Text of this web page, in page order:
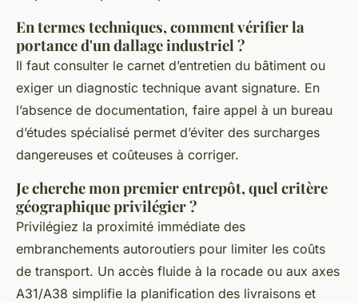
En termes techniques, comment vérifier la
portance d'un dallage industriel ?
Il faut consulter le carnet d’entretien du bâtiment ou
exiger un diagnostic technique avant signature. En
l’absence de documentation, faire appel à un bureau
d’études spécialisé permet d’éviter des surcharges
dangereuses et coûteuses à corriger.
Je cherche mon premier entrepôt, quel critère
géographique privilégier ?
Privilégiez la proximité immédiate des
embranchements autoroutiers pour limiter les coûts
de transport. Un accès fluide à la rocade ou aux axes
A31/A38 simplifie la planification des livraisons et